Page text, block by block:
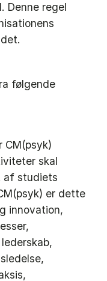
Denne regel
følgende
CM(psyk)
skal
af studiets
er dette
innovation,